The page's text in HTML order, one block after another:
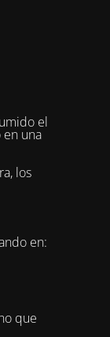
el
una
los
en:
que